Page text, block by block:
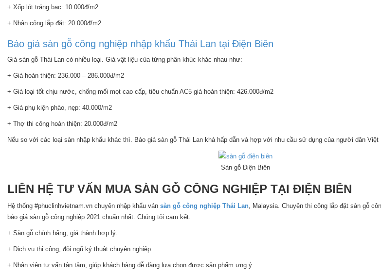
+ Xốp lót tráng bạc: 10.000đ/m2
+ Nhân công lắp đặt: 20.000đ/m2
Báo giá sàn gỗ công nghiệp nhập khẩu Thái Lan tại Điện Biên
Giá sàn gỗ Thái Lan có nhiều loại. Giá vật liệu của từng phân khúc khác nhau như:
+ Giá hoàn thiện: 236.000 – 286.000đ/m2
+ Giá loại tốt chịu nước, chống mối mọt cao cấp, tiêu chuẩn AC5 giá hoàn thiện: 426.000đ/m2
+ Giá phụ kiện phào, nẹp: 40.000/m2
+ Thợ thi công hoàn thiện: 20.000đ/m2
Nếu so với các loại sàn nhập khẩu khác thì. Báo giá sàn gỗ Thái Lan khá hấp dẫn và hợp với nhu cầu sử dụng của người dân Việt
Sàn gỗ Điện Biên
LIÊN HỆ TƯ VẤN MUA SÀN GỖ CÔNG NGHIỆP TẠI ĐIỆN BIÊN
Hệ thống #phuclinhvietnam.vn chuyên nhập khẩu ván sàn gỗ công nghiệp Thái Lan, Malaysia. Chuyên thi công lắp đặt sàn gỗ
báo giá sàn gỗ công nghiệp 2021 chuẩn nhất. Chúng tôi cam kết:
+ Sàn gỗ chính hãng, giá thành hợp lý.
+ Dịch vụ thi công, đội ngũ ký thuật chuyên nghiệp.
+ Nhân viên tư vấn tận tâm, giúp khách hàng dễ dàng lựa chọn được sản phẩm ưng ý.